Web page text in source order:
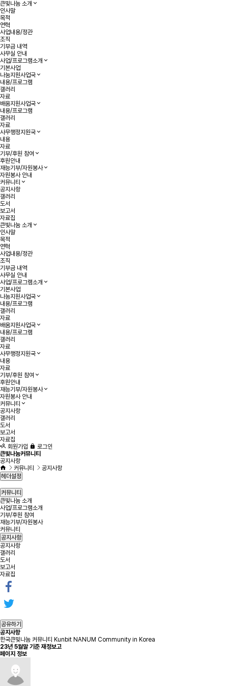
큰빛나눔 소개
인사말
목적
연혁
사업내용/정관
조직
기부금 내역
사무실 안내
사업/프로그램소개
기본사업
나눔지원사업국
내용/프로그램
갤러리
자료
배움지원사업국
내용/프로그램
갤러리
자료
사무행정지원국
내용
자료
기부/후원 참여
후원안내
재능기부/자원봉사
자원봉사 안내
커뮤니티
공지사항
갤러리
도서
보고서
자료집
큰빛나눔 소개
인사말
목적
연혁
사업내용/정관
조직
기부금 내역
사무실 안내
사업/프로그램소개
기본사업
나눔지원사업국
내용/프로그램
갤러리
자료
배움지원사업국
내용/프로그램
갤러리
자료
사무행정지원국
내용
자료
기부/후원 참여
후원안내
재능기부/자원봉사
자원봉사 안내
커뮤니티
공지사항
갤러리
도서
보고서
자료집
회원가입
로그인
큰빛나눔커뮤니티
공지사항
커뮤니티
공지사항
헤더설정
커뮤니티
큰빛나눔 소개
사업/프로그램소개
기부/후원 참여
재능기부/자원봉사
커뮤니티
공지사항
공지사항
갤러리
도서
보고서
자료집
공유하기
공지사항
한국큰빛나눔 커뮤니티 Kunbit NANUM Community in Korea
23년 5월말 기준 재정보고
페이지 정보